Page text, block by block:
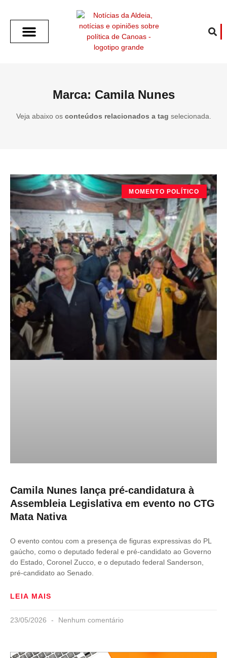
Marca: Camila Nunes
Veja abaixo os conteúdos relacionados a tag selecionada.
MOMENTO POLÍTICO
Camila Nunes lança pré-candidatura à
Assembleia Legislativa em evento no CTG
Mata Nativa
O evento contou com a presença de figuras expressivas do PL
gaúcho, como o deputado federal e pré-candidato ao Governo
do Estado, Coronel Zucco, e o deputado federal Sanderson,
pré-candidato ao Senado.
LEIA MAIS
23/05/2026 Nenhum comentário